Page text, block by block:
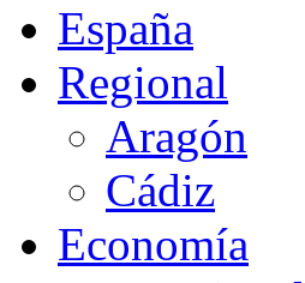
España
Regional
Aragón
Cádiz
Economía